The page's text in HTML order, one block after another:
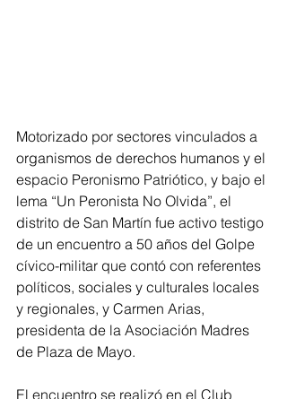
Motorizado por sectores vinculados a
organismos de derechos humanos y el
espacio Peronismo Patriótico, y bajo el
lema “Un Peronista No Olvida”, el
distrito de San Martín fue activo testigo
de un encuentro a 50 años del Golpe
cívico-militar que contó con referentes
políticos, sociales y culturales locales
y regionales, y Carmen Arias,
presidenta de la Asociación Madres
de Plaza de Mayo.
El encuentro se realizó en el Club